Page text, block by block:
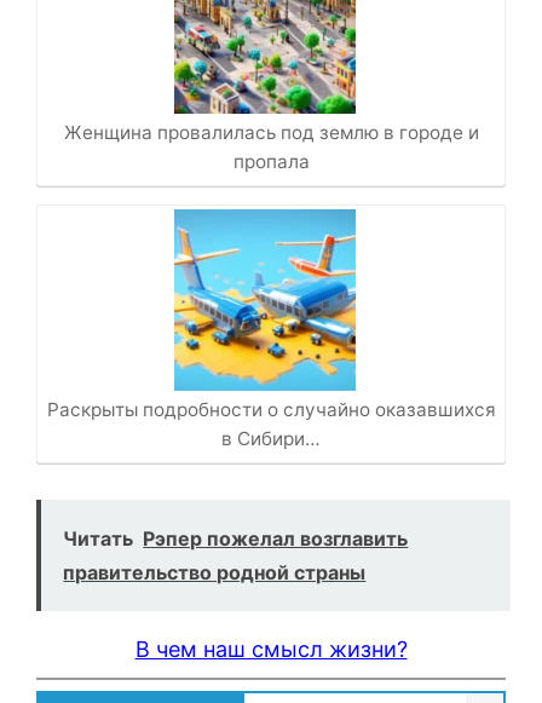
Женщина провалилась под землю в городе и
пропала
Раскрыты подробности о случайно оказавшихся
в Сибири…
Читать Рэпер пожелал возглавить
правительство родной страны
В чем наш смысл жизни?